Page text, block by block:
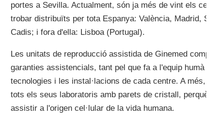
portes a Sevilla. Actualment, són ja més de vint els
trobar distribuïts per tota Espanya: València, Madrid,
Cadis; i fora d'ella: Lisboa (Portugal).
Les unitats de reproducció assistida de Ginemed
garanties assistencials, tant pel que fa a l'equip humà
tecnologies i les instal·lacions de cada centre. A més,
tots els seus laboratoris amb parets de cristall, perquè
assistir a l'origen cel·lular de la vida humana.